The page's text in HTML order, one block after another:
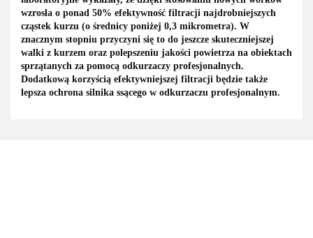
wzrosła o ponad 50% efektywność filtracji najdrobniejszych
cząstek kurzu (o średnicy poniżej 0,3 mikrometra). W
znacznym stopniu przyczyni się to do jeszcze skuteczniejszej
walki z kurzem oraz polepszeniu jakości powietrza na obiektach
sprzątanych za pomocą odkurzaczy profesjonalnych.
Dodatkową korzyścią efektywniejszej filtracji będzie także
lepsza ochrona silnika ssącego w odkurzaczu profesjonalnym.